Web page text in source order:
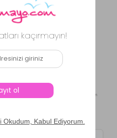
Beden: S
Yorum Göster
⚡ CollectAction
Cevapları